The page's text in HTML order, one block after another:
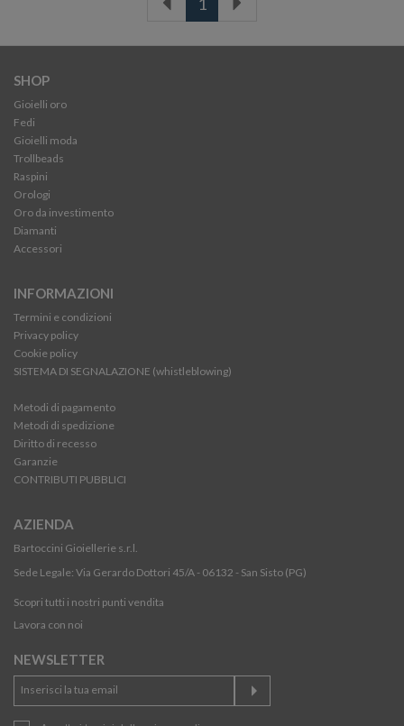
SHOP
Gioielli oro
Fedi
Gioielli moda
Trollbeads
Raspini
Orologi
Oro da investimento
Diamanti
Accessori
INFORMAZIONI
Termini e condizioni
Privacy policy
Cookie policy
SISTEMA DI SEGNALAZIONE (whistleblowing)
Metodi di pagamento
Metodi di spedizione
Diritto di recesso
Garanzie
CONTRIBUTI PUBBLICI
AZIENDA
Bartoccini Gioiellerie s.r.l.
Sede Legale: Via Gerardo Dottori 45/A - 06132 - San Sisto (PG)
Scopri tutti i nostri punti vendita
Lavora con noi
NEWSLETTER